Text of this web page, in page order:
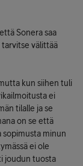
Sonera saa
tarvitse välittää
kun siihen tuli
ei
tilalle ja se
on se että
sopimusta minun
ei ole
joudun tuosta